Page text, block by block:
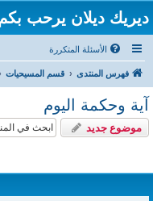
ديريك ديلان يرحب بكم
الأسئلة المتكررة
فهرس المنتدى قسم المسيحيات
آية وحكمة اليوم
موضوع جديد